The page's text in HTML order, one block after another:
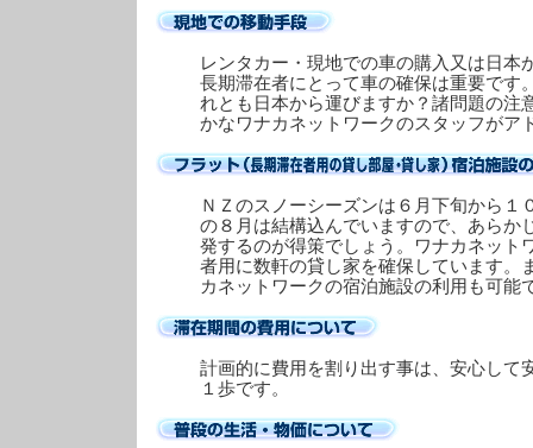
レンタカー・現地での車の購入又は日本
長期滞在者にとって車の確保は重要です
れとも日本から運びますか？諸問題の注
かなワナカネットワークのスタッフがア
ＮＺのスノーシーズンは６月下旬から１
の８月は結構込んでいますので、あらか
発するのが得策でしょう。ワナカネット
者用に数軒の貸し家を確保しています。
カネットワークの宿泊施設の利用も可能
計画的に費用を割り出す事は、安心して
１歩です。